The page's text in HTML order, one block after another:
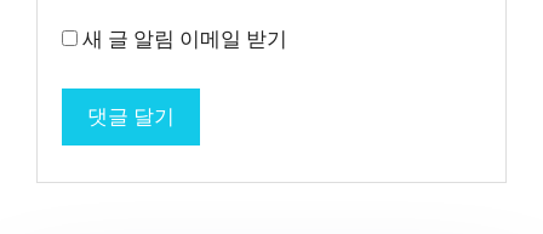
새 글 알림 이메일 받기